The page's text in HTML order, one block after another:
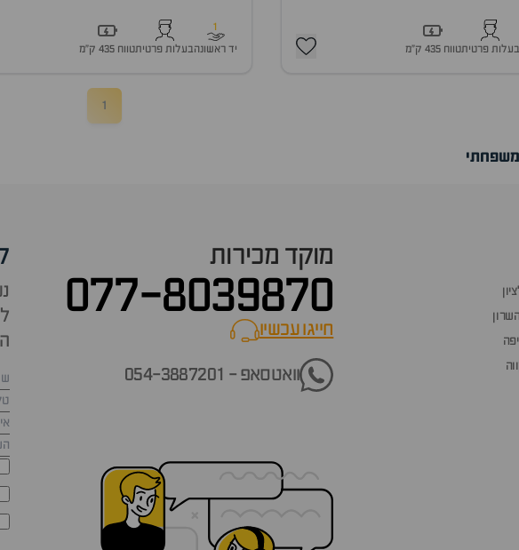
בעלות פרטיתטווח 435 ק״מ
1
יד ראשונהבעלות פרטיתטווח 435 ק״מ
1
משפחתי
מוקד מכירות
077-8039870
חייגו עכשיוcall now
וואטסאפ - 054-3887201